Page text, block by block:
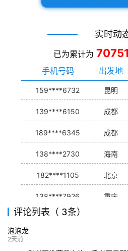
实时动
已为累计为 70751
手机号码
出发地
159****6732 昆明
139****6150 成都
189****6345 成都
138****2730 海南
182****1105 北京
138****7926 重庆
139****9233
评论列表（ 3条）
泡泡龙
2天前